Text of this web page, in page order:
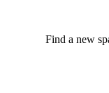
Find a new